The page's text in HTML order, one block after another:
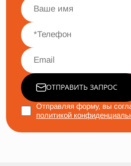
ОТПРАВИТЬ ЗАПРОС
Отправляя форму, вы
политикой